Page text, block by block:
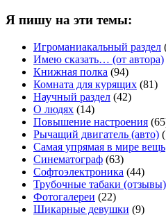
Я пишу на эти темы:
Игроманиакальный раздел
Имею сказать… (от автора)
Книжная полка (94)
Комната для курящих (81)
Научный раздел (42)
О людях (14)
Повышение настроения
Рычащий двигатель (авто)
Самая упрямая в мире вещь
Синематограф (63)
Софтоэлектроника (44)
Трубочные табаки (отзывы)
Фотогалереи (22)
Шикарные девушки (9)